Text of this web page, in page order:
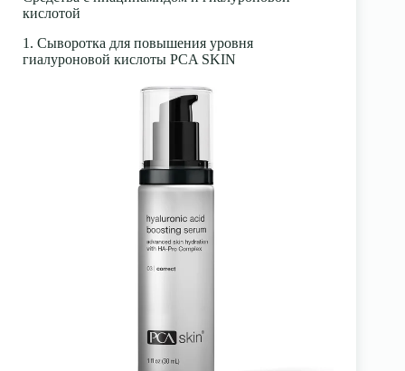
кислотой
1. Сыворотка для повышения уровня
гиалуроновой кислоты PCA SKIN